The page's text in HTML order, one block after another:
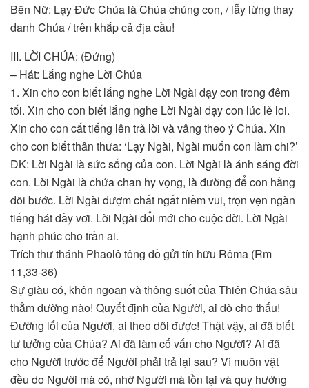
Bên Nữ: Lạy Đức Chúa là Chúa chúng con, / lẫy lừng thay
danh Chúa / trên khắp cả địa cầu!
III. LỜI CHÚA: (Đứng)
– Hát: Lắng nghe Lời Chúa
1. Xin cho con biết lắng nghe Lời Ngài dạy con trong đêm
tối. Xin cho con biết lắng nghe Lời Ngài dạy con lúc lẻ loi.
Xin cho con cất tiếng lên trả lời và vâng theo ý Chúa. Xin
cho con biết thân thưa: ‘Lạy Ngài, Ngài muốn con làm chi?’
ÐK: Lời Ngài là sức sống của con. Lời Ngài là ánh sáng đời
con. Lời Ngài là chứa chan hy vọng, là đường để con hằng
dõi bước. Lời Ngài đượm chất ngất niềm vui, trọn vẹn ngàn
tiếng hát đầy vơi. Lời Ngài đổi mới cho cuộc đời. Lời Ngài
hạnh phúc cho trần ai.
Trích thư thánh Phaolô tông đồ gửi tín hữu Rôma (Rm
11,33-36)
Sự giàu có, khôn ngoan và thông suốt của Thiên Chúa sâu
thẳm dường nào! Quyết định của Người, ai dò cho thấu!
Đường lối của Người, ai theo dõi được! Thật vậy, ai đã biết
tư tưởng của Chúa? Ai đã làm cố vấn cho Người? Ai đã
cho Người trước để Người phải trả lại sau? Vì muôn vật
đều do Người mà có, nhờ Người mà tồn tại và quy hướng